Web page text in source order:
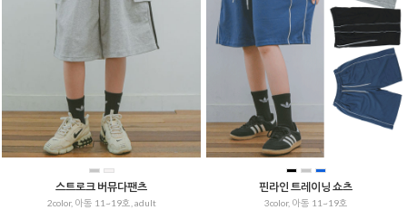
스트로크 버뮤다팬츠
2color, 아동 11~19호, adult
핀라인 트레이닝 쇼츠
3color, 아동 11~19호